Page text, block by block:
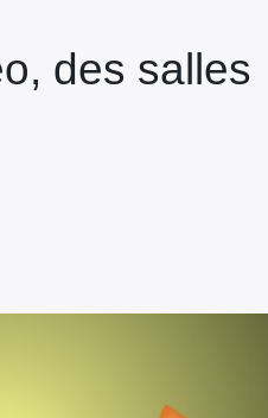
des salles